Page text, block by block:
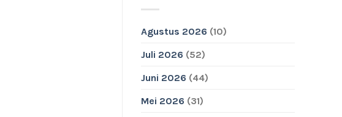
Agustus 2026 (10)
Juli 2026 (52)
Juni 2026 (44)
Mei 2026 (31)